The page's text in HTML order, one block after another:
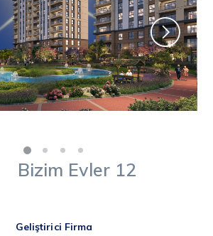
Bizim Evler 12
Geliştirici Firma